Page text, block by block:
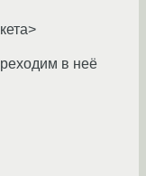
в неё